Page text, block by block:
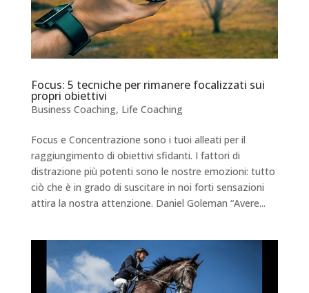
Focus: 5 tecniche per rimanere focalizzati sui
propri obiettivi
Business Coaching, Life Coaching
Focus e Concentrazione sono i tuoi alleati per il
raggiungimento di obiettivi sfidanti. I fattori di
distrazione più potenti sono le nostre emozioni: tutto
ciò che è in grado di suscitare in noi forti sensazioni
attira la nostra attenzione. Daniel Goleman “Avere...